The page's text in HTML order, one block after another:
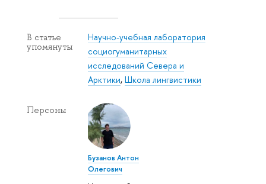
В статье
упомянуты
Научно-учебная лаборатория
социогуманитарных
исследований Севера и
Арктики,Школа лингвистики
Персоны
Бузанов Антон
Олегович